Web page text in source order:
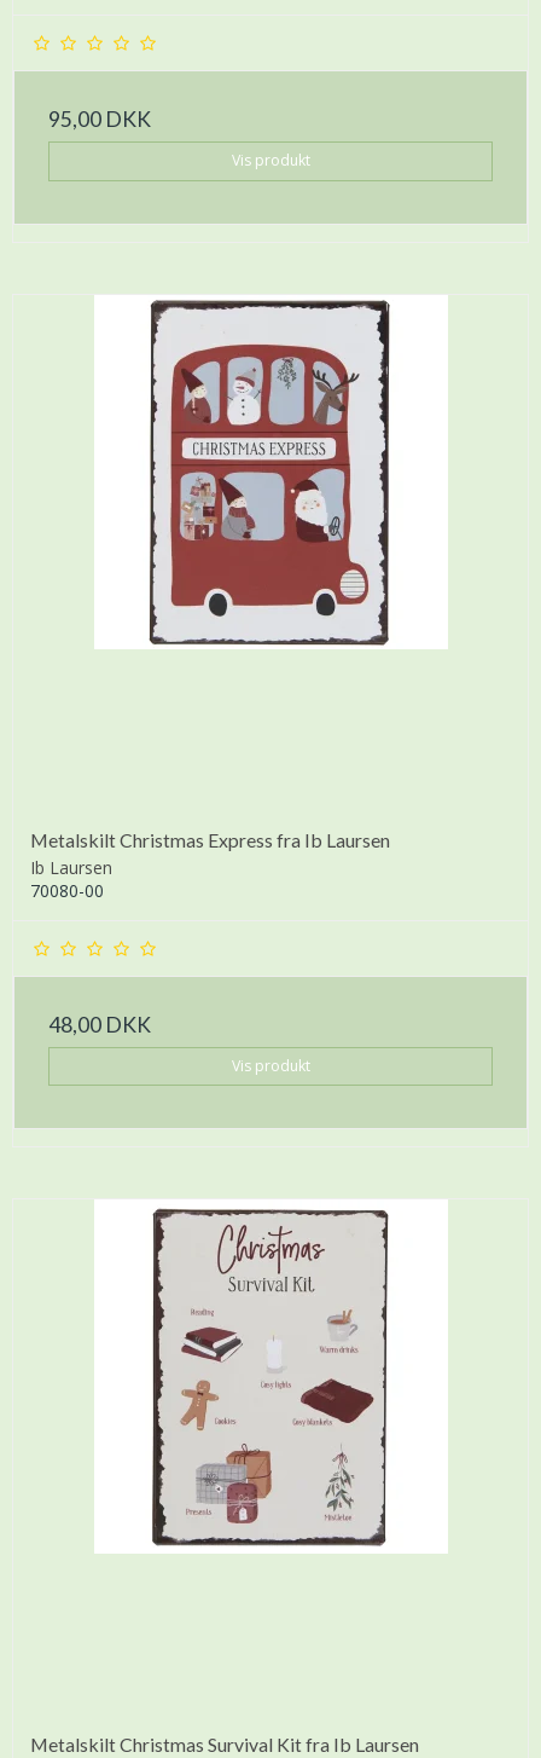
95,00 DKK
Vis produkt
Metalskilt Christmas Express fra Ib Laursen
Ib Laursen
70080-00
48,00 DKK
Vis produkt
Metalskilt Christmas Survival Kit fra Ib Laursen